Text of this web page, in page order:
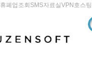
휴폐업조회 SMS자료실 VPN 호스팅